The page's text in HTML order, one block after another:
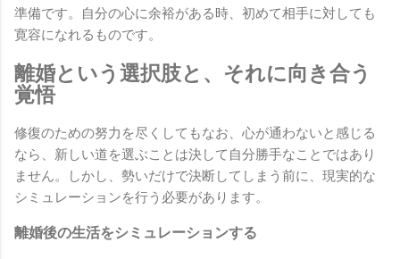
準備です。自分の心に余裕がある時、初めて相手に対しても
寛容になれるものです。
離婚という選択肢と、それに向き合う
覚悟
修復のための努力を尽くしてもなお、心が通わないと感じる
なら、新しい道を選ぶことは決して自分勝手なことではあり
ません。しかし、勢いだけで決断してしまう前に、現実的な
シミュレーションを行う必要があります。
離婚後の生活をシミュレーションする